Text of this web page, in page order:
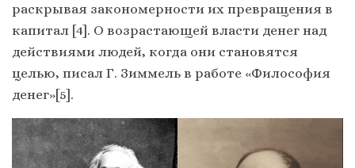
раскрывая закономерности их превращения в
капитал [4]. О возрастающей власти денег над
действиями людей, когда они становятся
целью, писал Г. Зиммель в работе «Философия
денег»[5].